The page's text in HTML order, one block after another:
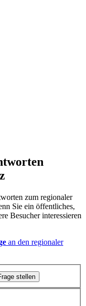
zum regionaler
Sie ein öffentliches,
Besucher interessieren
an den regionaler
stellen